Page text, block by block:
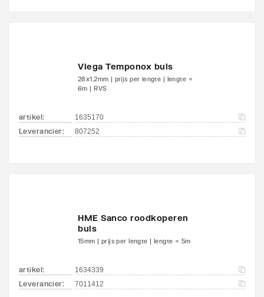
Viega Temponox buis
28x1.2mm | prijs per lengte | lengte =
6m | RVS
artikel: 1635170
Leverancier: 807252
HME Sanco roodkoperen
buis
15mm | prijs per lengte | lengte = 5m
artikel: 1634339
Leverancier: 7011412